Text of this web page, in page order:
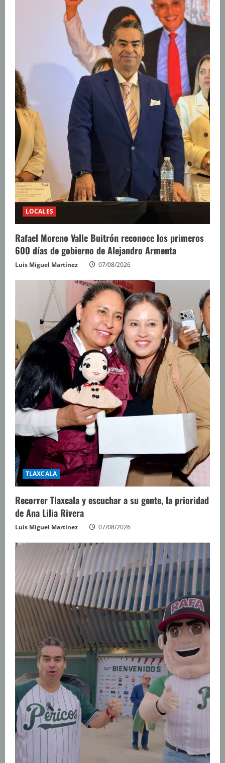
LOCALES
Rafael Moreno Valle Buitrón reconoce los primeros
600 días de gobierno de Alejandro Armenta
Luis Miguel Martínez 07/08/2026
TLAXCALA
Recorrer Tlaxcala y escuchar a su gente, la prioridad
de Ana Lilia Rivera
Luis Miguel Martínez 07/08/2026